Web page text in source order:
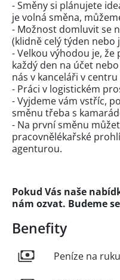
- Směny si plánujete
je volná směna,
- Možnost domluvit se
(klidně celý týden nebo
- Velkou výhodou je, že
každý den na účet
nás v kanceláři v centru
- Práci v logistickém
- Vyjdeme vám vstříc,
směnu třeba s
- Na první směnu
pracovnělékařské
agenturou.
Pokud Vás naše
nám ozvat. Budeme
Benefity
Peníze na ruku